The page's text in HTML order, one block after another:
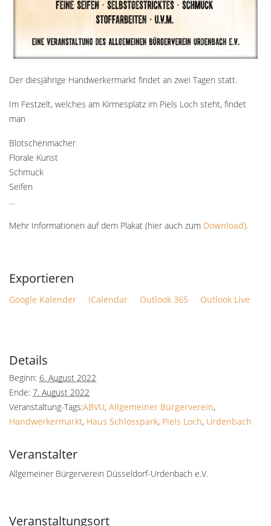
Der diesjährige Handwerkermarkt findet an zwei Tagen statt.
Im Festzelt, welches am Kirmesplatz im Piels Loch steht, findet
man
Blotschenmacher
Florale Kunst
Schmuck
Seifen
…
Mehr Informationen auf dem Plakat (hier auch zum Download).
Google Kalender iCalendar Outlook 365 Outlook Live
Details
Beginn: 6. August 2022
Ende: 7. August 2022
Veranstaltung-Tags:ABVU, Allgemeiner Bürgerverein,
Handwerkermarkt, Haus Schlosspark, Piels Loch, Urdenbach
Veranstalter
Allgemeiner Bürgerverein Düsseldorf-Urdenbach e.V.
Veranstaltungsort